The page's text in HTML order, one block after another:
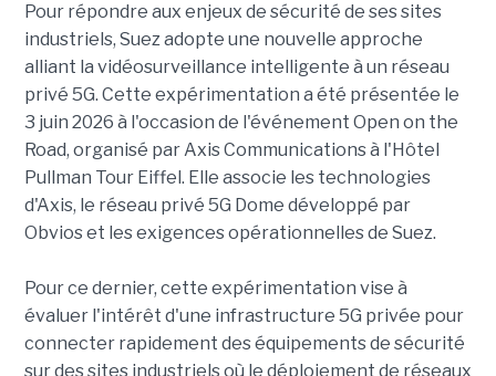
Pour répondre aux enjeux de sécurité de ses sites
industriels, Suez adopte une nouvelle approche
alliant la vidéosurveillance intelligente à un réseau
privé 5G. Cette expérimentation a été présentée le
3 juin 2026 à l'occasion de l'événement Open on the
Road, organisé par Axis Communications à l'Hôtel
Pullman Tour Eiffel. Elle associe les technologies
d'Axis, le réseau privé 5G Dome développé par
Obvios et les exigences opérationnelles de Suez.
Pour ce dernier, cette expérimentation vise à
évaluer l'intérêt d'une infrastructure 5G privée pour
connecter rapidement des équipements de sécurité
sur des sites industriels où le déploiement de réseaux